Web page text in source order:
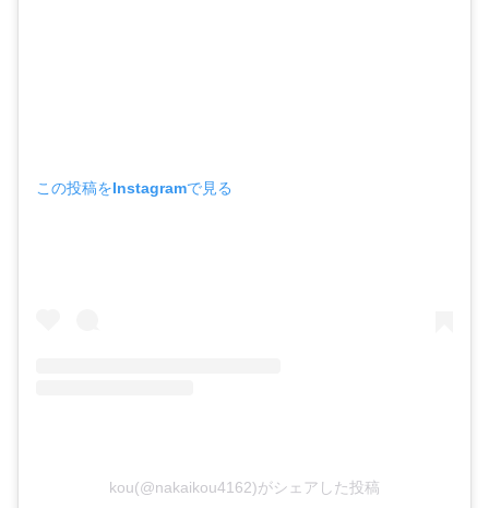
この投稿をInstagramで見る
kou(@nakaikou4162)がシェアした投稿